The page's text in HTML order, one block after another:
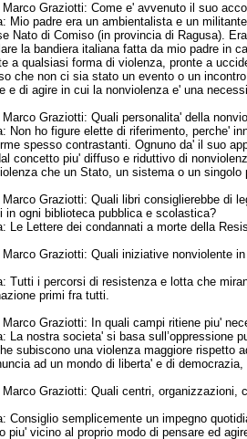
Marco Graziotti: Come e' avvenuto il suo
Mio padre era un ambientalista e un
Nato di Comiso (in provincia di Ragusa).
la bandiera italiana fatta da mio padre in
a qualsiasi forma di violenza, pronte a
che non ci sia stato un evento o un
e di agire in cui la nonviolenza e' una
Marco Graziotti: Quali personalita' della
Non ho figure elette di riferimento, perche'
spesso contrastanti. Ognuno da' il suo
concetto piu' diffuso e riduttivo di
che un Stato, un sistema o un
Marco Graziotti: Quali libri consiglierebbe di
in ogni biblioteca pubblica e scolastica?
Le Lettere dei condannati a morte della
Marco Graziotti: Quali iniziative nonviolente
Tutti i percorsi di resistenza e lotta che
primi fra tutti.
Marco Graziotti: In quali campi ritiene piu'
La nostra societa' si basa sull’oppressione
subiscono una violenza maggiore rispetto
ad un mondo di liberta' e di
Marco Graziotti: Quali centri, organizzazioni,
Consiglio semplicemente un impegno
piu' vicino al proprio modo di pensare ed